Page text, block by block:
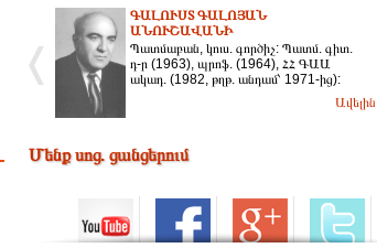
ԳԱԼՈՒՍՏ ԳԱԼՈՅԱՆ
ԱՆՈՒՇԱՎԱՆԻ
Պատմաբան, կուս. գործիչ: Պատմ. գիտ.
դ-ր (1963), պրոֆ. (1964), ՀՀ ԳԱԱ
ակադ. (1982, թղթ. անդամ՝ 1971-ից):
Մենք սոց. ցանցերում